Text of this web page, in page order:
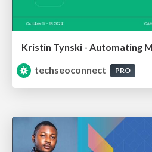
techseoconnect
PRO